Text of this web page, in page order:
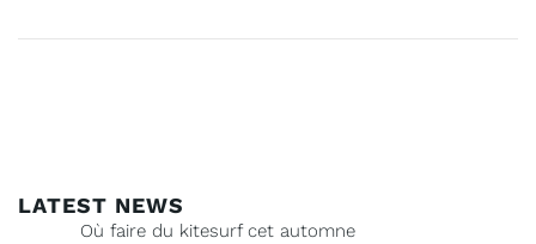
LATEST NEWS
Où faire du kitesurf cet automne